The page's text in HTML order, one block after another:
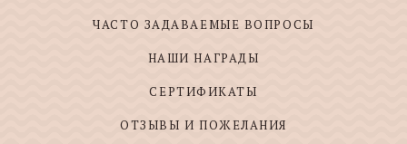
ЧАСТО ЗАДАВАЕМЫЕ ВОПРОСЫ
НАШИ НАГРАДЫ
СЕРТИФИКАТЫ
ОТЗЫВЫ И ПОЖЕЛАНИЯ